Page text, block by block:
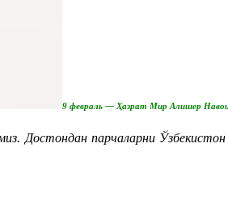
9 февраль — Ҳазрат Мир Алишер
Достондан парчаларни